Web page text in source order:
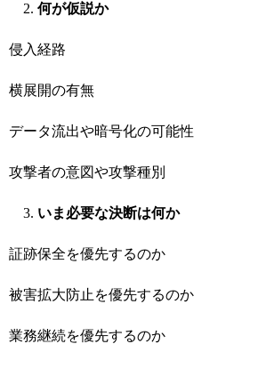
何が仮説か
侵入経路
横展開の有無
データ流出や暗号化の可能性
攻撃者の意図や攻撃種別
いま必要な決断は何か
証跡保全を優先するのか
被害拡大防止を優先するのか
業務継続を優先するのか